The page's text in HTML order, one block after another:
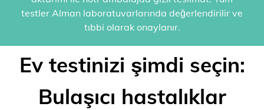
testler Alman laboratuvarlarında değerlendirilir ve
tıbbi olarak onaylanır.
Ev testinizi şimdi seçin:
Bulaşıcı hastalıklar